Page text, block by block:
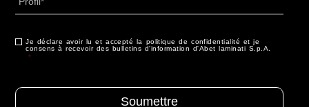
Consentement *
Je déclare avoir lu et accepté la politique de confidentialité et je
consens à recevoir des bulletins d'information d'Abet laminati S.p.A.
*